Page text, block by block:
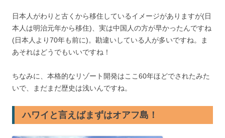
日本人がわりと古くから移住しているイメージがありますが(日
本人は明治元年から移住)、実は中国人の方が早かったんですね
(日本人より70年も前に)。勘違いしている人が多いですね。ま
あそれはどうでもいいですね！
ちなみに、本格的なリゾート開発はここ60年ほどでされたみた
いで、まだまだ歴史は浅いんですね。
ハワイと言えばまずはオアフ島！